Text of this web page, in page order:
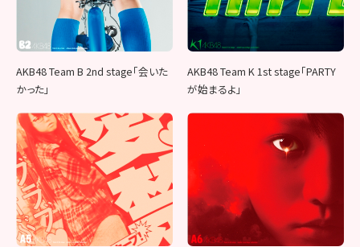
AKB48 Team B 2nd stage「会いた
かった」
AKB48 Team K 1st stage「PARTY
が始まるよ」